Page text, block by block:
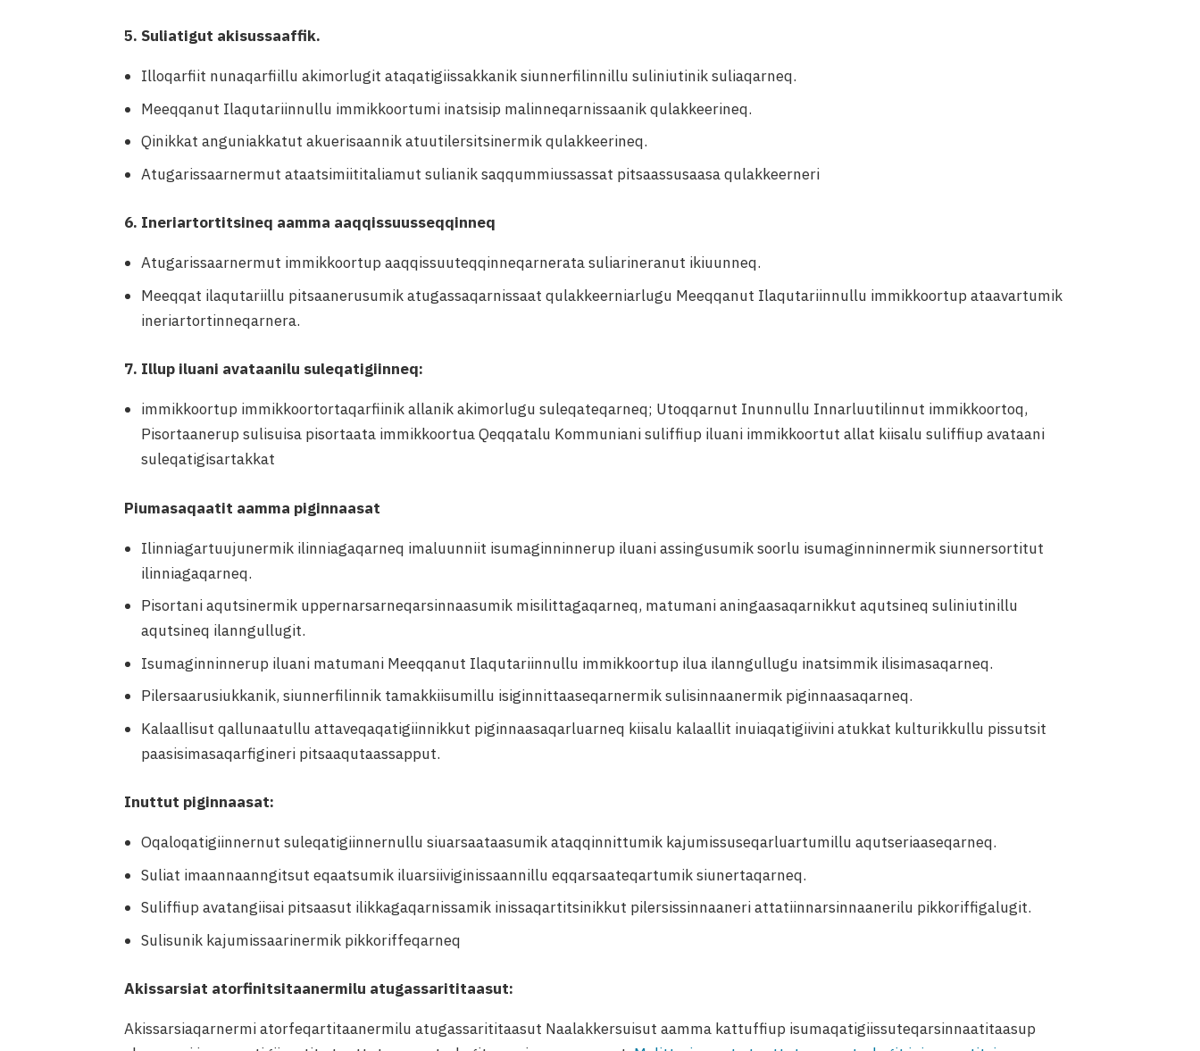
5. Suliatigut akisussaaffik.
Illoqarfiit nunaqarfiillu akimorlugit ataqatigiissakkanik siunnerfilinnillu suliniutinik suliaqarneq.
Meeqqanut Ilaqutariinnullu immikkoortumi inatsisip malinneqarnissaanik qulakkeerineq.
Qinikkat anguniakkatut akuerisaannik atuutilersitsinermik qulakkeerineq.
Atugarissaarnermut ataatsimiititaliamut sulianik saqqummiussassat pitsaassusaasa qulakkeerneri
6. Ineriartortitsineq aamma aaqqissuusseqqinneq
Atugarissaarnermut immikkoortup aaqqissuuteqqinneqarnerata suliarineranut ikiuunneq.
Meeqqat ilaqutariillu pitsaanerusumik atugassaqarnissaat qulakkeerniarlugu Meeqqanut Ilaqutariinnullu immikkoortup ataavartumik
ineriartortinneqarnera.
7. Illup iluani avataanilu suleqatigiinneq:
immikkoortup immikkoortortaqarfiinik allanik akimorlugu suleqateqarneq; Utoqqarnut Inunnullu Innarluutilinnut immikkoortoq,
Pisortaanerup sulisuisa pisortaata immikkoortua Qeqqatalu Kommuniani suliffiup iluani immikkoortut allat kiisalu suliffiup avataani
suleqatigisartakkat
Piumasaqaatit aamma piginnaasat
Ilinniagartuujunermik ilinniagaqarneq imaluunniit isumaginninnerup iluani assingusumik soorlu isumaginninnermik siunnersortitut
ilinniagaqarneq.
Pisortani aqutsinermik uppernarsarneqarsinnaasumik misilittagaqarneq, matumani aningaasaqarnikkut aqutsineq suliniutinillu
aqutsineq ilanngullugit.
Isumaginninnerup iluani matumani Meeqqanut Ilaqutariinnullu immikkoortup ilua ilanngullugu inatsimmik ilisimasaqarneq.
Pilersaarusiukkanik, siunnerfilinnik tamakkiisumillu isiginnittaaseqarnermik sulisinnaanermik piginnaasaqarneq.
Kalaallisut qallunaatullu attaveqaqatigiinnikkut piginnaasaqarluarneq kiisalu kalaallit inuiaqatigiivini atukkat kulturikkullu pissutsit
paasisimasaqarfigineri pitsaaqutaassapput.
Inuttut piginnaasat:
Oqaloqatigiinnernut suleqatigiinnernullu siuarsaataasumik ataqqinnittumik kajumissuseqarluartumillu aqutseriaaseqarneq.
Suliat imaannaanngitsut eqaatsumik iluarsiiviginissaannillu eqqarsaateqartumik siunertaqarneq.
Suliffiup avatangiisai pitsaasut ilikkagaqarnissamik inissaqartitsinikkut pilersissinnaaneri attatiinnarsinnaanerilu pikkoriffigalugit.
Sulisunik kajumissaarinermik pikkoriffeqarneq
Akissarsiat atorfinitsitaanermilu atugassarititaasut:
Akissarsiaqarnermi atorfeqartitaanermilu atugassarititaasut Naalakkersuisut aamma kattuffiup isumaqatigiissuteqarsinnaatitaasup